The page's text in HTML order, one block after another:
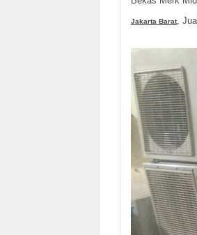
Jakarta Barat,